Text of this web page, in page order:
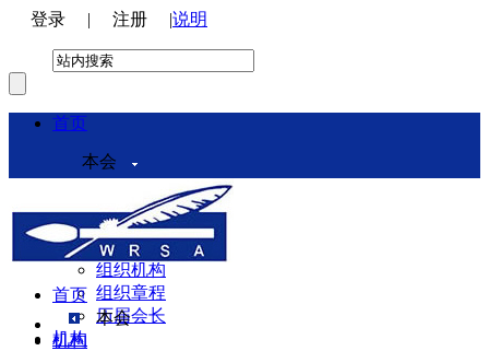
登录 | 注册 |说明
首页
本会
本会介绍
领导机构
理事会
组织机构
组织章程
历届会长
机构
首页
本会
机构